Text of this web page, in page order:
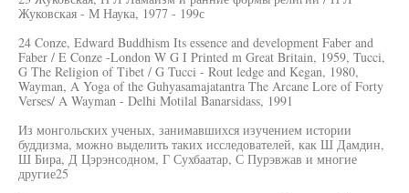
Жуковская - М Наука, 1977 - 199с
24 Conze, Edward Buddhism Its essence and development Faber and
Faber / E Conze -London W G I Printed m Great Britain, 1959, Tucci,
G The Religion of Tibet / G Tucci - Rout ledge and Kegan, 1980,
Wayman, A Yoga of the Guhyasamajatantra The Arcane Lore of Forty
Verses/ A Wayman - Delhi Motilal Banarsidass, 1991
Из монгольских ученых, занимавшихся изучением истории
буддизма, можно выделить таких исследователей, как Ш Дамдин,
Ш Бира, Д Цэрэнсодном, Г Сухбаатар, С Пурэвжав и многие
другие25